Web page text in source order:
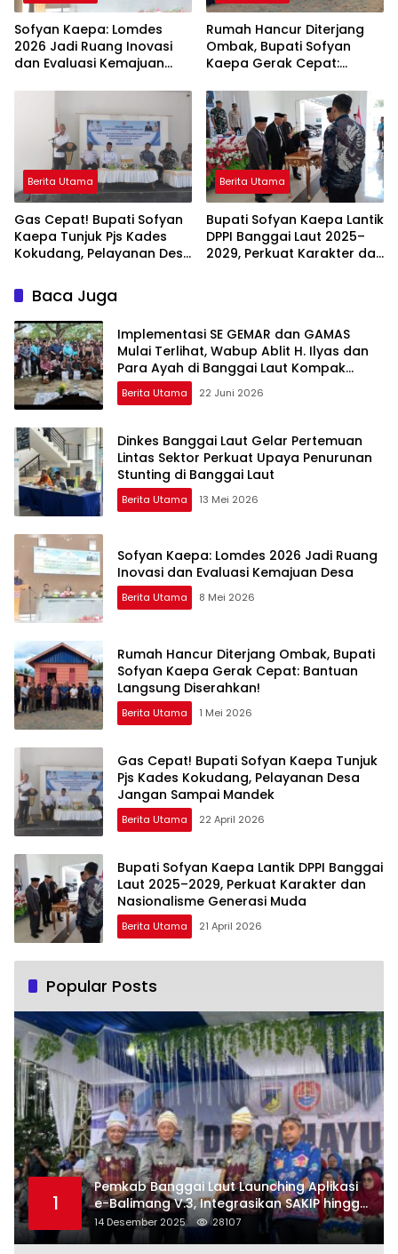
Sofyan Kaepa: Lomdes
2026 Jadi Ruang Inovasi
dan Evaluasi Kemajuan
Rumah Hancur Diterjang
Ombak, Bupati Sofyan
Kaepa Gerak Cepat:
Diserahkan!
Berita Utama
Gas Cepat! Bupati Sofyan
Kaepa Tunjuk Pjs Kades
Kokudang, Pelayanan Desa
Berita Utama
Bupati Sofyan Kaepa Lantik
DPPI Banggai Laut 2025–
2029, Perkuat Karakter dan
Baca Juga
Implementasi SE GEMAR dan GAMAS
Mulai Terlihat, Wabup Ablit H. Ilyas dan
Para Ayah di Banggai Laut Kompak
Ambil Rapor Anak
Berita Utama 22 Juni 2026
Dinkes Banggai Laut Gelar Pertemuan
Lintas Sektor Perkuat Upaya Penurunan
Stunting di Banggai Laut
Berita Utama 13 Mei 2026
Sofyan Kaepa: Lomdes 2026 Jadi Ruang
Inovasi dan Evaluasi Kemajuan Desa
Berita Utama 8 Mei 2026
Rumah Hancur Diterjang Ombak, Bupati
Sofyan Kaepa Gerak Cepat: Bantuan
Langsung Diserahkan!
Berita Utama 1 Mei 2026
Gas Cepat! Bupati Sofyan Kaepa Tunjuk
Pjs Kades Kokudang, Pelayanan Desa
Jangan Sampai Mandek
Berita Utama 22 April 2026
Bupati Sofyan Kaepa Lantik DPPI Banggai
Laut 2025–2029, Perkuat Karakter dan
Nasionalisme Generasi Muda
Berita Utama 21 April 2026
Popular Posts
1
Pemkab Banggai Laut Launching Aplikasi
e-Balimang V.3, Integrasikan SAKIP hingga
Satu Data Layanan Publik
14 Desember 2025 28107